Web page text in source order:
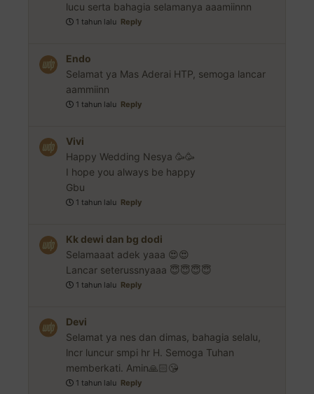
lucu serta bahagia selamanya aaamiinnn
1 tahun lalu Reply
Endo
Selamat ya Mas Aderai HTP, semoga lancar
aammiinn
1 tahun lalu Reply
Vivi
Happy Wedding Nesya 🥳🥳
I hope you always be happy
Gbu
1 tahun lalu Reply
Kk dewi dan bg dodi
Selamaaat adek yaaa 😍😍
Lancar seterussnyaaa 😇😇😇😇
1 tahun lalu Reply
Devi
Selamat ya nes dan dimas, bahagia selalu,
lncr luncur smpi hr H. Semoga Tuhan
memberkati. Amin🙏🏻😘
1 tahun lalu Reply